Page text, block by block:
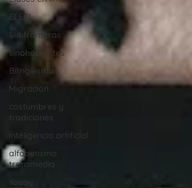
ELECI
SIn fronteras
sinohablantes
Bilingüismo
Migración
costumbres y
tradiciones
inteligencia artificial
alfabetismo
transmedia
Yosoy